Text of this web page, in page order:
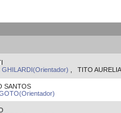
GHILARDI(Orientador) , TITO
SANTOS